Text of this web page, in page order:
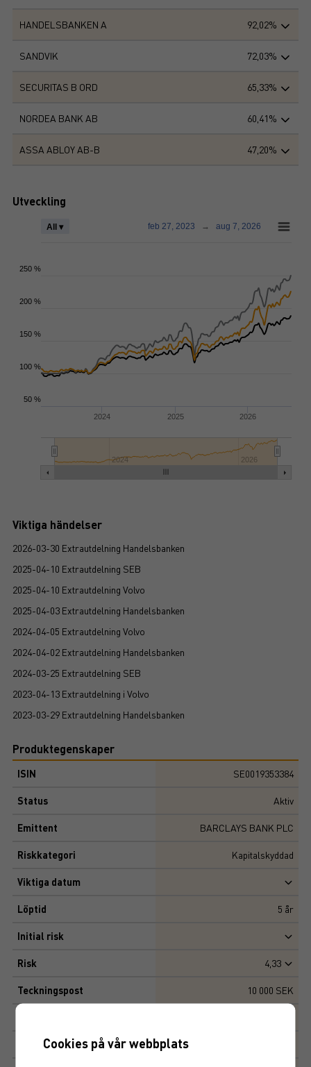
HANDELSBANKEN A 92,02%
SANDVIK 72,03%
SECURITAS B ORD 65,33%
NORDEA BANK AB 60,41%
ASSA ABLOY AB-B 47,20%
Utveckling
2024 2025 2026
2024 2026
All ▾ feb 27, 2023 → aug 7, 2026
50 %
100 %
150 %
200 %
250 %
Viktiga händelser
2026-03-30 Extrautdelning Handelsbanken
2025-04-10 Extrautdelning SEB
2025-04-10 Extrautdelning Volvo
2025-04-03 Extrautdelning Handelsbanken
2024-04-05 Extrautdelning Volvo
2024-04-02 Extrautdelning Handelsbanken
2024-03-25 Extrautdelning SEB
2023-04-13 Extrautdelning i Volvo
2023-03-29 Extrautdelning Handelsbanken
Produktegenskaper
ISIN SE0019353384
Status Aktiv
Emittent BARCLAYS BANK PLC
Riskkategori Kapitalskyddad
Viktiga datum
Löptid 5 år
Initial risk
Risk 4,33
Teckningspost 10 000 SEK
Kapitalskydd
Cookies på vår webbplats